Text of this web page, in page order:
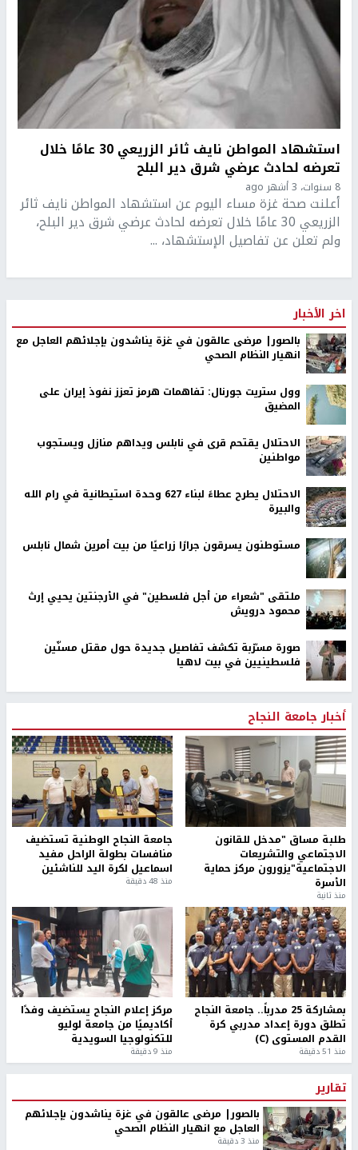
استشهاد المواطن نايف ثائر الزريعي 30 عامًا خلال
تعرضه لحادث عرضي شرق دير البلح
8 سنوات، 3 أشهر ago
أعلنت صحة غزة مساء اليوم عن استشهاد المواطن نايف ثائر
الزريعي 30 عامًا خلال تعرضه لحادث عرضي شرق دير البلح،
ولم تعلن عن تفاصيل الإستشهاد، ...
اخر الأخبار
بالصور| مرضى عالقون في غزة يناشدون بإجلائهم العاجل مع
انهيار النظام الصحي
وول ستريت جورنال: تفاهمات هرمز تعزز نفوذ إيران على
المضيق
الاحتلال يقتحم قرى في نابلس ويداهم منازل ويستجوب
مواطنين
الاحتلال يطرح عطاءً لبناء 627 وحدة استيطانية في رام الله
والبيرة
مستوطنون يسرقون جرارًا زراعيًا من بيت أمرين شمال نابلس
ملتقى "شعراء من أجل فلسطين" في الأرجنتين يحيي إرث
محمود درويش
صورة مسرّبة تكشف تفاصيل جديدة حول مقتل مسنّين
فلسطينيين في بيت لاهيا
أخبار جامعة النجاح
طلبة مساق "مدخل للقانون
الاجتماعي والتشريعات
الاجتماعية"يزورون مركز حماية
الأسرة
منذ ثانية
جامعة النجاح الوطنية تستضيف
منافسات بطولة الراحل مفيد
اسماعيل لكرة اليد للناشئين
منذ 48 دقيقة
بمشاركة 25 مدرباً.. جامعة النجاح
تطلق دورة إعداد مدربي كرة
القدم المستوى (C)
منذ 51 دقيقة
مركز إعلام النجاح يستضيف وفدًا
أكاديميًا من جامعة لوليو
للتكنولوجيا السويدية
منذ 9 دقيقة
تقارير
بالصور| مرضى عالقون في غزة يناشدون بإجلائهم
العاجل مع انهيار النظام الصحي
منذ 3 دقيقة